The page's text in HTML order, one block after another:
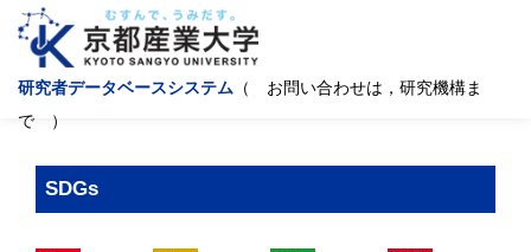
研究者データベースシステム （ お問い合わせは，研究機構ま
で ）
SDGs